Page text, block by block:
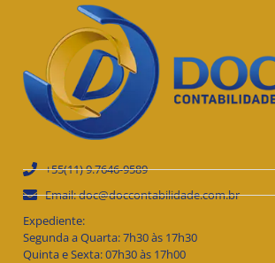
+55(11) 9.7646-9589
Email: doc@doccontabilidade.com.br
Expediente:
Segunda a Quarta: 7h30 às 17h30
Quinta e Sexta: 07h30 às 17h00